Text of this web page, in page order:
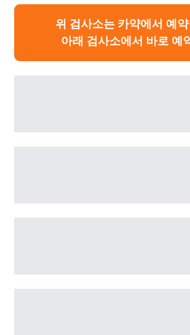
위 검사소는 카약에서 예
아래 검사소에서 바로 예